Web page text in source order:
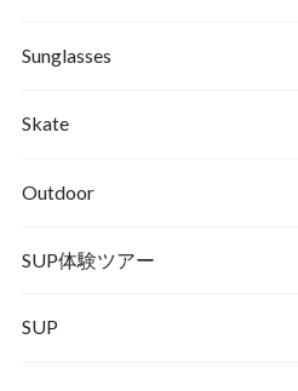
RVCA
ACER
Turn Me On
KAYA
Wetsuits,Rush Guard
Winter Goods
Boots
Bc Gear
Goggle
Helmet
SOX
Shoes
Winter Shoes
Other
Sunglasses
Skate
Outdoor
Norrona
SUP体験ツアー
SUP